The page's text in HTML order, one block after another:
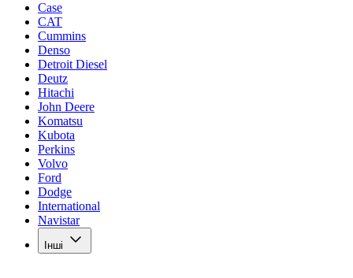
Case
CAT
Cummins
Denso
Detroit Diesel
Deutz
Hitachi
John Deere
Komatsu
Kubota
Perkins
Volvo
Ford
Dodge
International
Navistar
Інші